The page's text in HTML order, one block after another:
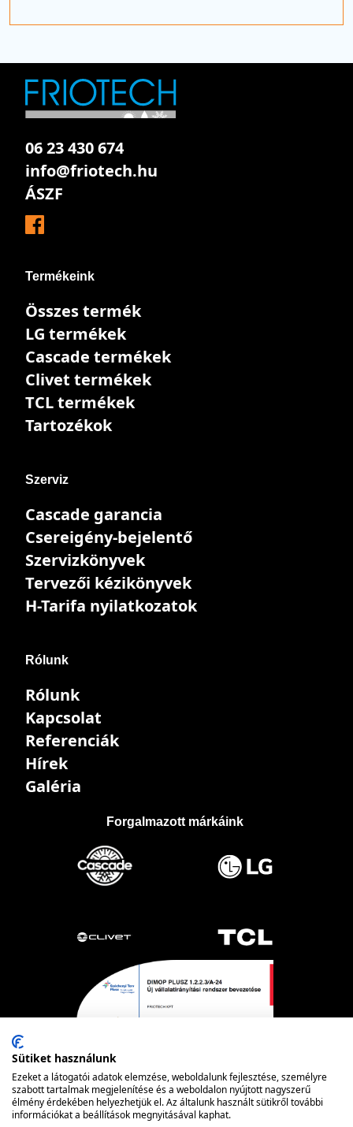
06 23 430 674
info@friotech.hu
ÁSZF
Termékeink
Összes termék
LG termékek
Cascade termékek
Clivet termékek
TCL termékek
Tartozékok
Szerviz
Cascade garancia
Csereigény-bejelentő
Szervizkönyvek
Tervezői kézikönyvek
H-Tarifa nyilatkozatok
Rólunk
Rólunk
Kapcsolat
Referenciák
Hírek
Galéria
Forgalmazott márkáink
© FRIOTECHPowered by nopCommerce
Sütiket használunk
Ezeket a látogatói adatok elemzése, weboldalunk fejlesztése, személyre
szabott tartalmak megjelenítése és a weboldalon nyújtott nagyszerű
élmény érdekében helyezhetjük el. Az általunk használt sütikről további
információkat a beállítások megnyitásával kaphat.